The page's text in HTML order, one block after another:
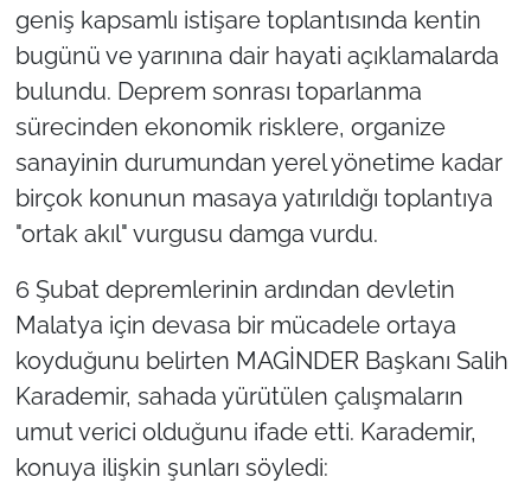
geniş kapsamlı istişare toplantısında kentin
bugünü ve yarınına dair hayati açıklamalarda
bulundu. Deprem sonrası toparlanma
sürecinden ekonomik risklere, organize
sanayinin durumundan yerel yönetime kadar
birçok konunun masaya yatırıldığı toplantıya
"ortak akıl" vurgusu damga vurdu.
6 Şubat depremlerinin ardından devletin
Malatya için devasa bir mücadele ortaya
koyduğunu belirten MAGİNDER Başkanı Salih
Karademir, sahada yürütülen çalışmaların
umut verici olduğunu ifade etti. Karademir,
konuya ilişkin şunları söyledi: